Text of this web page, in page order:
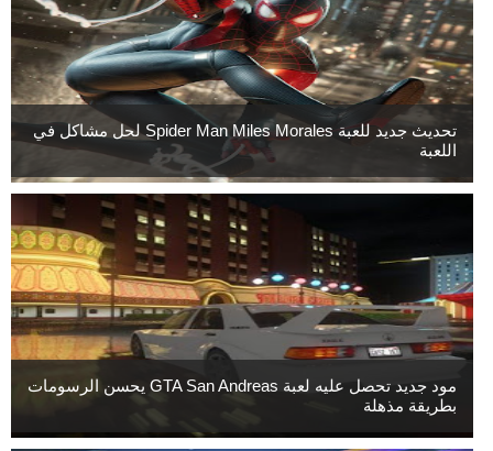
تحديث جديد للعبة Spider Man Miles Morales لحل مشاكل في
اللعبة
مود جديد تحصل عليه لعبة GTA San Andreas يحسن الرسومات
بطريقة مذهلة